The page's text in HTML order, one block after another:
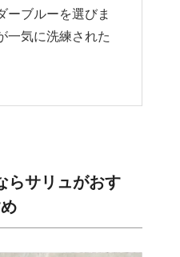
ーブルーを選びま
一気に洗練された
らサリュがおす